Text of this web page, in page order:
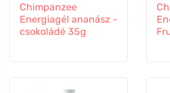
Chimpanzee
Energiagél ananász -
csokoládé 35g